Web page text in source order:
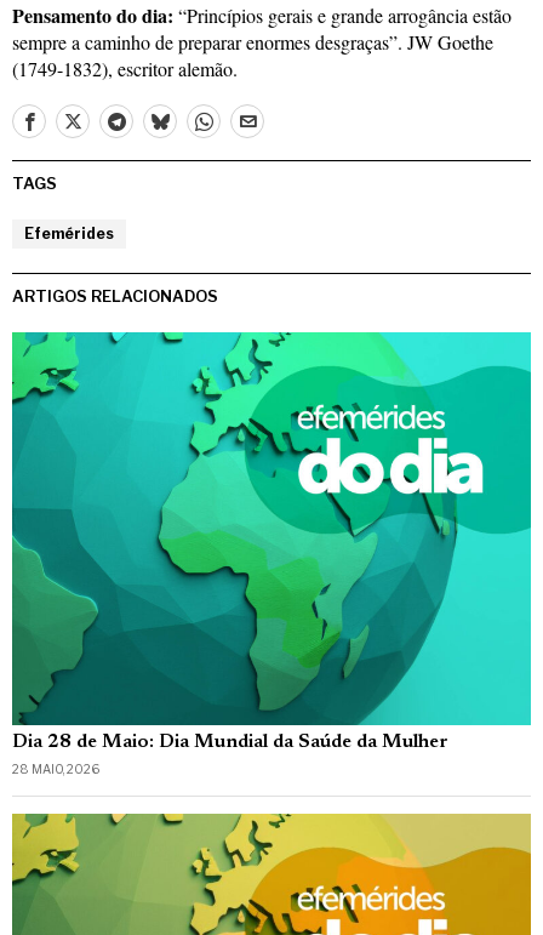
Pensamento do dia: “Princípios gerais e grande arrogância estão
sempre a caminho de preparar enormes desgraças”. JW Goethe
(1749-1832), escritor alemão.
TAGS
Efemérides
ARTIGOS RELACIONADOS
Dia 28 de Maio: Dia Mundial da Saúde da Mulher
28 MAIO, 2026